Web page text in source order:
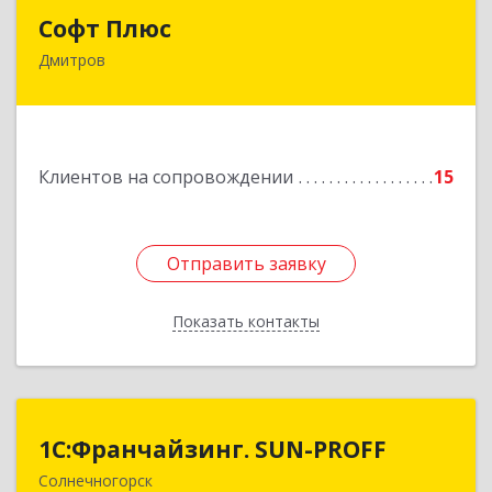
Софт Плюс
Дмитров
Клиентов на сопровождении 15
Отправить заявку
Показать контакты
141851, Московская обл, г.о. Дмитровский,
Отправить заявку
Назад
1С:Франчайзинг. SUN-PROFF
Солнечногорск
1С:Франчайзинг. SUN-PROFF
141503, Московская обл, Солнечногорский р-н,